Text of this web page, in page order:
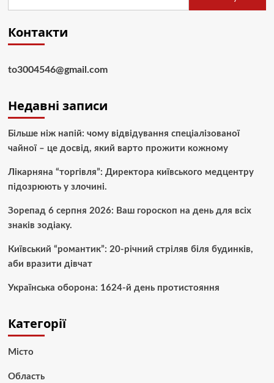
Контакти
to3004546@gmail.com
Недавні записи
Більше ніж напій: чому відвідування спеціалізованої
чайної – це досвід, який варто прожити кожному
Лікарняна “торгівля”: Директора київського медцентру
підозрюють у злочині.
Зорепад 6 серпня 2026: Ваш гороскоп на день для всіх
знаків зодіаку.
Київський “романтик”: 20-річний стріляв біля будинків,
аби вразити дівчат
Українська оборона: 1624-й день протистояння
Категорії
Місто
Область